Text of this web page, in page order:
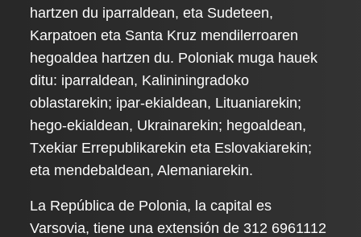
hartzen du iparraldean, eta Sudeteen,
Karpatoen eta Santa Kruz mendilerroaren
hegoaldea hartzen du. Poloniak muga hauek
ditu: iparraldean, Kalininingradoko
oblastarekin; ipar-ekialdean, Lituaniarekin;
hego-ekialdean, Ukrainarekin; hegoaldean,
Txekiar Errepublikarekin eta Eslovakiarekin;
eta mendebaldean, Alemaniarekin.
La República de Polonia, la capital es
Varsovia, tiene una extensión de 312 69611​12​